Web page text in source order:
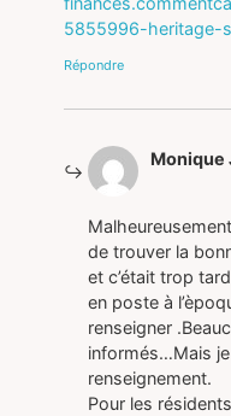
5855996-heritage-
Répondre
Monique
de trouver la
et c’était trop
en poste à
renseigner
informés…Mais
renseignement.
Pour les